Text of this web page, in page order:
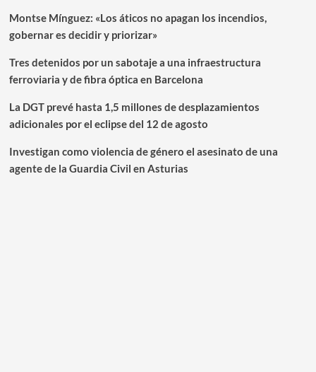
Montse Mínguez: «Los áticos no apagan los incendios,
gobernar es decidir y priorizar»
Tres detenidos por un sabotaje a una infraestructura
ferroviaria y de fibra óptica en Barcelona
La DGT prevé hasta 1,5 millones de desplazamientos
adicionales por el eclipse del 12 de agosto
Investigan como violencia de género el asesinato de una
agente de la Guardia Civil en Asturias